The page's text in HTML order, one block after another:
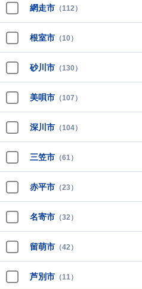
網走市 （112）
根室市 （10）
砂川市 （130）
美唄市 （107）
深川市 （104）
三笠市 （61）
赤平市 （23）
名寄市 （32）
留萌市 （42）
芦別市 （11）